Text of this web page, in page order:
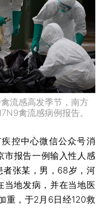
流感高发季节，南方
禽流感病例报告。
控中心微信公众号消
市报告一例输入性人感
张某，男，68岁，河
当地发病，并在当地医
重，于2月6日经120救